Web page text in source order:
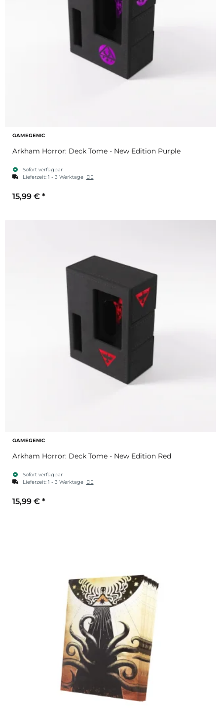
GAMEGENIC
Arkham Horror: Deck Tome - New Edition Purple
Sofort verfügbar
Lieferzeit: 1 - 3 Werktage DE
15,99 € *
GAMEGENIC
Arkham Horror: Deck Tome - New Edition Red
Sofort verfügbar
Lieferzeit: 1 - 3 Werktage DE
15,99 € *